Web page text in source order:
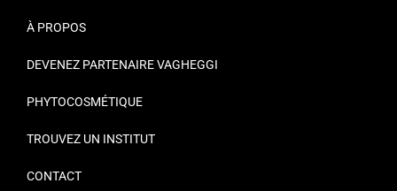
À PROPOS
DEVENEZ PARTENAIRE VAGHEGGI
PHYTOCOSMÉTIQUE
TROUVEZ UN INSTITUT
CONTACT